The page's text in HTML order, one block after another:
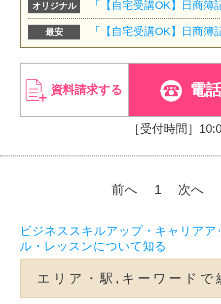
オリジナル
最安
資料請求する 電
［受付時間］
前へ 1 次へ
ビジネススキルアップ・キャリア
ル・レッスンについて知る
エリア・駅,キーワードで